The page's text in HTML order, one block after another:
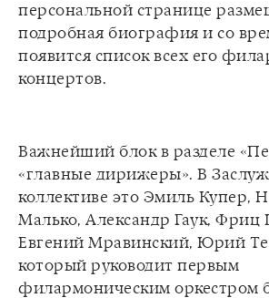
персональной странице
подробная биография и со
появится список всех его
Важнейший блок в разделе
«главные дирижеры». В
коллективе это Эмиль Купер,
Малько, Александр Гаук,
Евгений Мравинский, Юрий
который руководит первым
филармоническим оркестром